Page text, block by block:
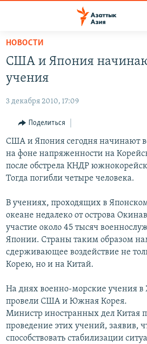
Вернуться
основному
содержанию
Вернутся
навигации
Вернутся
поиску
УЗБЕКИСТАН
ТАДЖИКИСТАН
НА ДРУГИХ ЯЗЫКАХ
ҚАЗАҚША
КЫРГЫЗЧА
ЎЗБЕКЧА
ТОҶИКӢ
Все сайты РСЕ/РС
НОВОСТИ
США и Япония
учения
3 декабря 2010, 17:09
Поделиться
США и Япония сегодня начинают
на фоне напряженности на
после обстрела КНДР
Тогда погибли четыре человека.
В учениях, проходящих в
океане недалеко от острова
участие около 45 тысяч
Японии. Страны таким образом
сдерживающее воздействие не
Корею, но и на Китай.
На днях военно-морские учения
провели США и Южная Корея.
Министр иностранных дел Китая
проведение этих учений, заявив,
способствовать стабилизации